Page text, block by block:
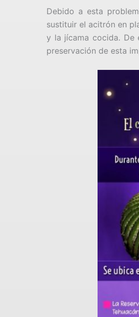
Debido a esta
sustituir el acitrón en
y la jícama cocida. De
preservación de esta